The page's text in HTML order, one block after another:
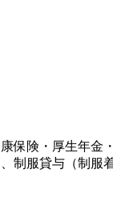
険・厚生年金
制服貸与（制服